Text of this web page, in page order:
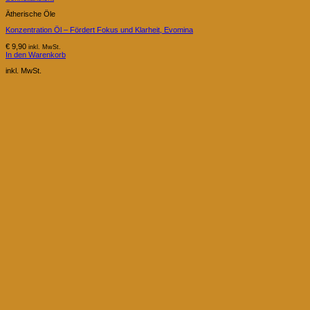
Ätherische Öle
Konzentration Öl – Fördert Fokus und Klarheit, Evomina
€ 9,90 inkl. MwSt.
In den Warenkorb
inkl. MwSt.